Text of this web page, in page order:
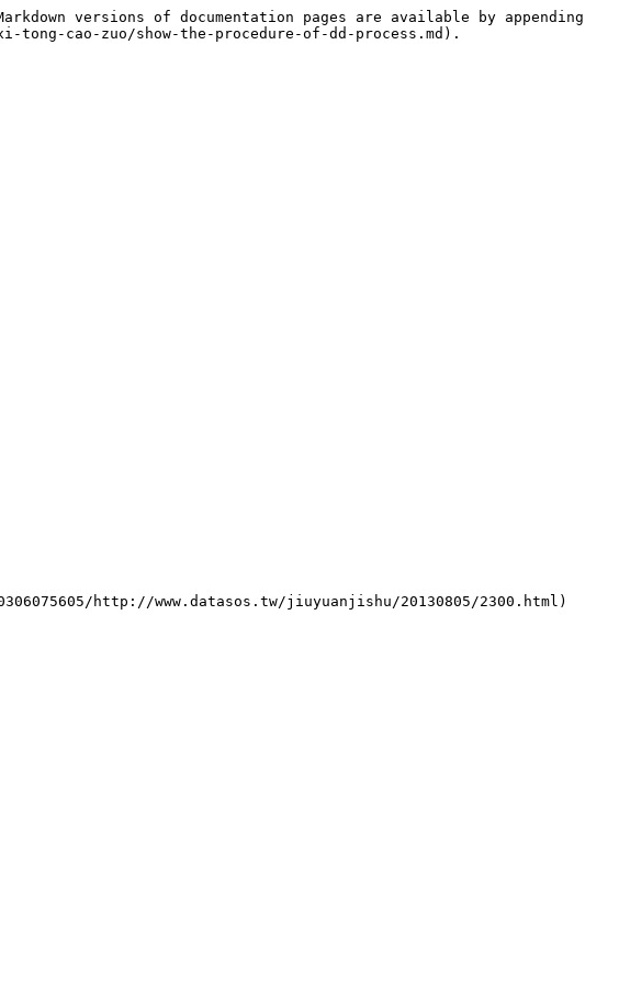
versions of documentation pages are available by appending
cao-zuo/show-the-procedure-of-dd-process.md).